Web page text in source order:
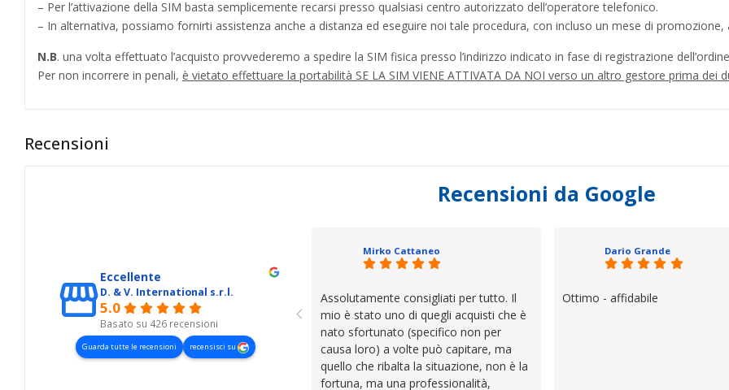
– Per l’attivazione della SIM basta semplicemente recarsi presso qualsiasi centro autorizzato dell’operatore telefonico.
– In alternativa, possiamo fornirti assistenza anche a distanza ed eseguire noi tale procedura, con incluso un mese di promozione,
N.B. una volta effettuato l’acquisto provvederemo a spedire la SIM fisica presso l’indirizzo indicato in fase di registrazione
Per non incorrere in penali, è vietato effettuare la portabilità SE LA SIM VIENE ATTIVATA DA NOI verso un altro gestore prima dei
Recensioni
Recensioni da Google
Eccellente
D. & V. International s.r.l.
5.0
Basato su 426 recensioni
Guarda tutte le recensioni recensisci su
Mirko Cattaneo
Assolutamente consigliati per tutto. Il
mio è stato uno di quegli acquisti che è
nato sfortunato (specifico non per
causa loro) a volte può capitare, ma
quello che ribalta la situazione, non è la
fortuna, ma una professionalità,
Dario Grande
Ottimo - affidabile